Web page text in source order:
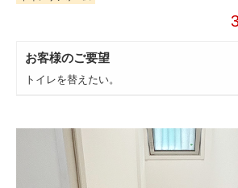
お客様のご要望
トイレを替えたい。